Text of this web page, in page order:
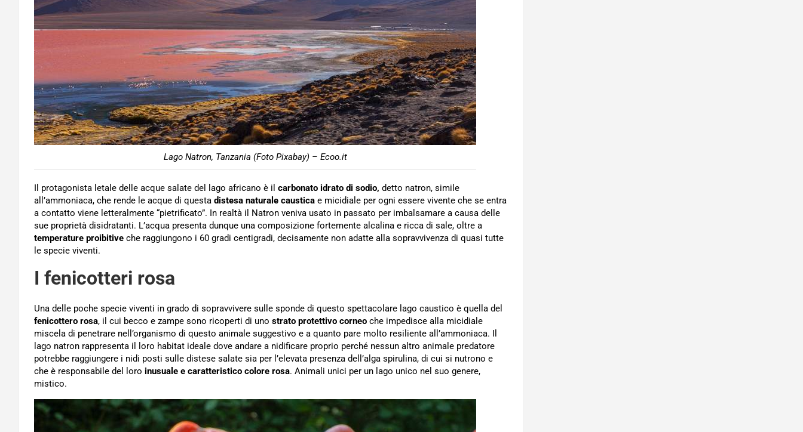
Lago Natron, Tanzania (Foto Pixabay) – Ecoo.it
Il protagonista letale delle acque salate del lago africano è il carbonato idrato di sodio, detto natron, simile
all’ammoniaca, che rende le acque di questa distesa naturale caustica e micidiale per ogni essere vivente che se entra
a contatto viene letteralmente “pietrificato”. In realtà il Natron veniva usato in passato per imbalsamare a causa delle
sue proprietà disidratanti. L’acqua presenta dunque una composizione fortemente alcalina e ricca di sale, oltre a
temperature proibitive che raggiungono i 60 gradi centigradi, decisamente non adatte alla sopravvivenza di quasi tutte
le specie viventi.
I fenicotteri rosa
Una delle poche specie viventi in grado di sopravvivere sulle sponde di questo spettacolare lago caustico è quella del
fenicottero rosa, il cui becco e zampe sono ricoperti di uno strato protettivo corneo che impedisce alla micidiale
miscela di penetrare nell’organismo di questo animale suggestivo e a quanto pare molto resiliente all’ammoniaca. Il
lago natron rappresenta il loro habitat ideale dove andare a nidificare proprio perché nessun altro animale predatore
potrebbe raggiungere i nidi posti sulle distese salate sia per l’elevata presenza dell’alga spirulina, di cui si nutrono e
che è responsabile del loro inusuale e caratteristico colore rosa. Animali unici per un lago unico nel suo genere,
mistico.